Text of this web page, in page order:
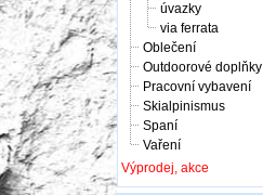
úvazky
via ferrata
Oblečení
Outdoorové doplňky
Pracovní vybavení
Skialpinismus
Spaní
Vaření
Výprodej, akce